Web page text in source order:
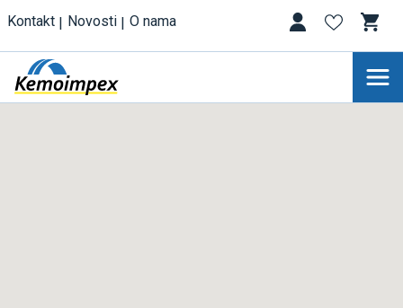
Kontakt Novosti O nama